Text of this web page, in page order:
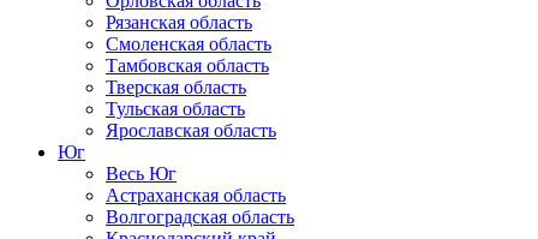
Рязанская область
Смоленская область
Тамбовская область
Тверская область
Тульская область
Ярославская область
Юг
Весь Юг
Астраханская область
Волгоградская область